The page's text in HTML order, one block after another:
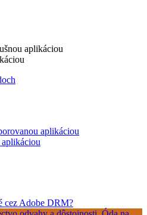
aplikáciou
aplikáciou
cez Adobe DRM?